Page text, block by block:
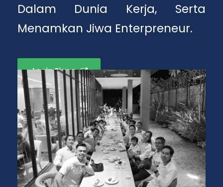
Dalam Dunia Kerja, Serta
Menamkan Jiwa Enterpreneur.
Login Siswa
Pendaftaran Siswa Baru